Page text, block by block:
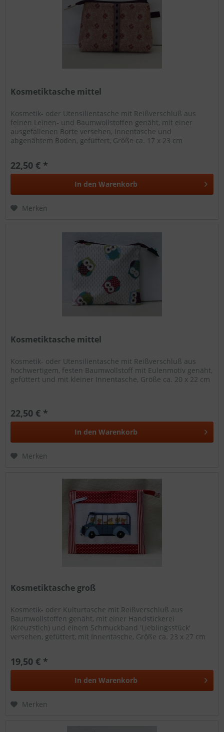
Kosmetiktasche mittel
Kosmetik- oder Utensilientasche mit Reißverschluß aus
feinen Leinen- und Baumwollstoffen genäht, mit einer
ausgefallenen Borte versehen, Innentasche und
abgenähtem Boden, gefüttert, Größe ca. 17 x 23 cm
22,50 € *
In den Warenkorb
Merken
Kosmetiktasche mittel
Kosmetik- oder Utensilientasche mit Reißverschluß aus
hochwertigem, festen Baumwollstoff mit Eulenmotiv genäht,
gefüttert und mit kleiner Innentasche, Größe ca. 20 x 22 cm
22,50 € *
In den Warenkorb
Merken
Kosmetiktasche groß
Kosmetik- oder Kulturtasche mit Reißverschluß aus
Baumwollstoffen genäht, mit einer Handstickerei
(Kreuzstich) und einem Schmuckband 'Lieblingsstück'
versehen, gefüttert, mit Innentasche, Größe ca. 23 x 27 cm
19,50 € *
In den Warenkorb
Merken